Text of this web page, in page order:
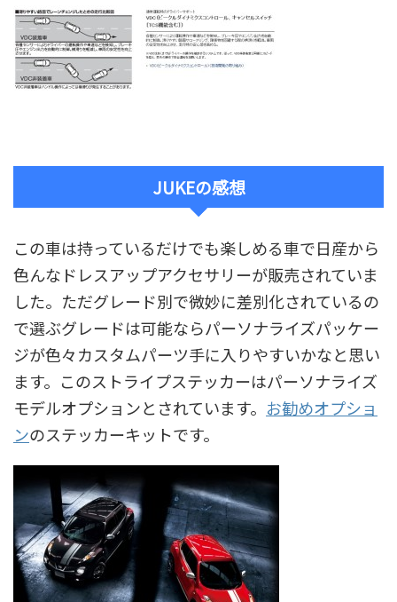
JUKEの感想
この車は持っているだけでも楽しめる車で日産から
色んなドレスアップアクセサリーが販売されていま
した。ただグレード別で微妙に差別化されているの
で選ぶグレードは可能ならパーソナライズパッケー
ジが色々カスタムパーツ手に入りやすいかなと思い
ます。このストライプステッカーはパーソナライズ
モデルオプションとされています。 お勧めオプショ
ンのステッカーキットです。